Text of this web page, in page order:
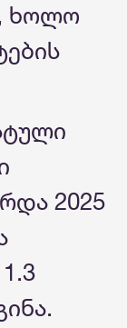
ხოლო
2025